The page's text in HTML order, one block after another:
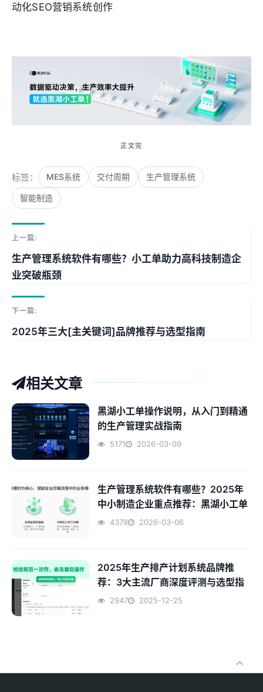
动化SEO营销系统创作
标签： MES系统 交付周期 生产管理系统
智能制造
上一篇:
生产管理系统软件有哪些？小工单助力高科技制造企
业突破瓶颈
下一篇:
2025年三大[主关键词]品牌推荐与选型指南
相关文章
黑湖小工单操作说明，从入门到精通
的生产管理实战指南
5171 2026-03-09
生产管理系统软件有哪些？2025年
中小制造企业重点推荐：黑湖小工单
4378 2026-03-06
2025年生产排产计划系统品牌推
荐：3大主流厂商深度评测与选型指
南
2947 2025-12-25